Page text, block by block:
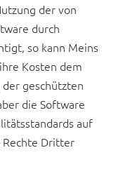
der von
durch
so kann Meins
Kosten dem
geschützten
die Software
auf
Rechte Dritter